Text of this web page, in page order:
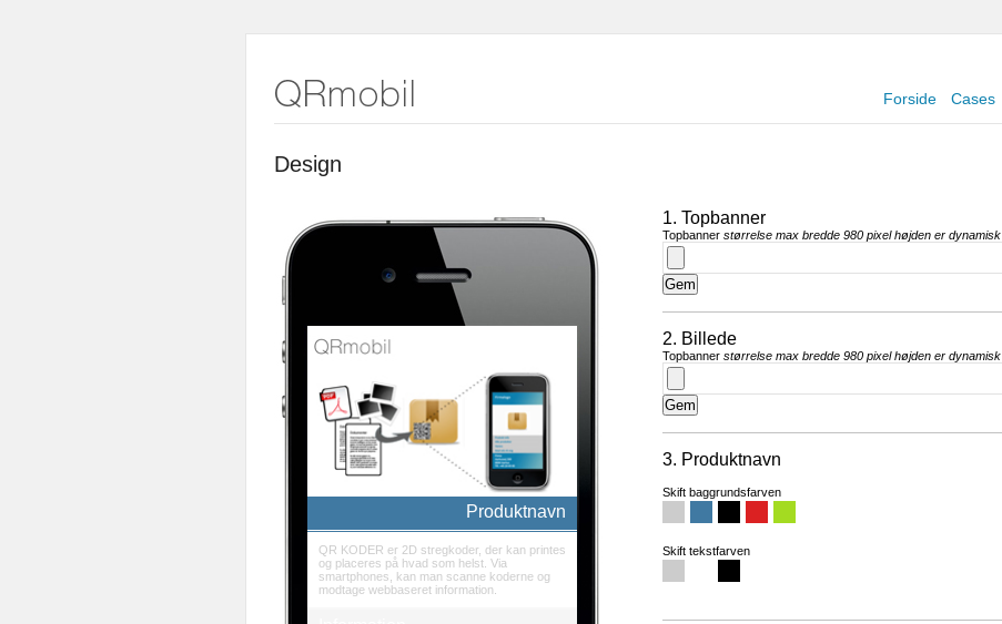
Forside Cases
Design
Produktnavn
QR KODER er 2D stregkoder, der kan printes
og placeres på hvad som helst. Via
smartphones, kan man scanne koderne og
modtage webbaseret information.
1. Topbanner
Topbanner størrelse max bredde 980 pixel højden er dynamisk
2. Billede
Topbanner størrelse max bredde 980 pixel højden er dynamisk
3. Produktnavn
Skift baggrundsfarven
Skift tekstfarven